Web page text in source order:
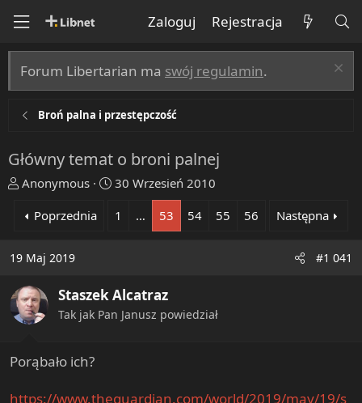
Zaloguj Rejestracja
Forum Libertarian ma swój regulamin.
Broń palna i przestępczość
Główny temat o broni palnej
T
r
a
d
s
t
a
e
Anonymous
R
z
ę
t
30 Wrzesień 2010
Poprzednia
1 … 53 54 55 56 Następna
19 Maj 2019 #1 041
Staszek Alcatraz
Tak jak Pan Janusz powiedział
Porąbało ich?
https://www.theguardian.com/world/2019/may/19/s